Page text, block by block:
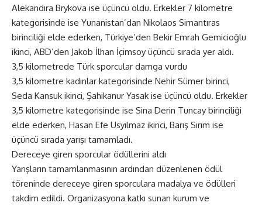
Alekandıra Brykova ise üçüncü oldu. Erkekler 7 kilometre
kategorisinde ise Yunanistan’dan Nikolaos Simantıras
birinciliği elde ederken, Türkiye’den Bekir Emrah Gemicioğlu
ikinci, ABD’den Jakob İlhan İçimsoy üçüncü sırada yer aldı.
3,5 kilometrede Türk sporcular damga vurdu
3,5 kilometre kadınlar kategorisinde Nehir Sümer birinci,
Seda Kansuk ikinci, Şahikanur Yasak ise üçüncü oldu. Erkekler
3,5 kilometre kategorisinde ise Sina Derin Tuncay birinciliği
elde ederken, Hasan Efe Usyılmaz ikinci, Barış Sırım ise
üçüncü sırada yarışı tamamladı.
Dereceye giren sporcular ödüllerini aldı
Yarışların tamamlanmasının ardından düzenlenen ödül
töreninde dereceye giren sporculara madalya ve ödülleri
takdim edildi. Organizasyona katkı sunan kurum ve